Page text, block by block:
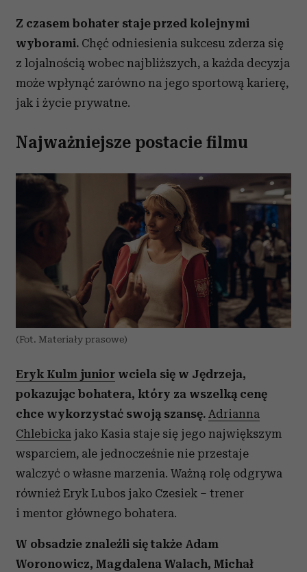
Z czasem bohater staje przed kolejnymi
wyborami. Chęć odniesienia sukcesu zderza się
z lojalnością wobec najbliższych, a każda decyzja
może wpłynąć zarówno na jego sportową karierę,
jak i życie prywatne.
Najważniejsze postacie filmu
(Fot. Materiały prasowe)
Eryk Kulm junior wciela się w Jędrzeja,
pokazując bohatera, który za wszelką cenę
chce wykorzystać swoją szansę. Adrianna
Chlebicka jako Kasia staje się jego największym
wsparciem, ale jednocześnie nie przestaje
walczyć o własne marzenia. Ważną rolę odgrywa
również Eryk Lubos jako Czesiek – trener
i mentor głównego bohatera.
W obsadzie znaleźli się także Adam
Woronowicz, Magdalena Walach, Michał